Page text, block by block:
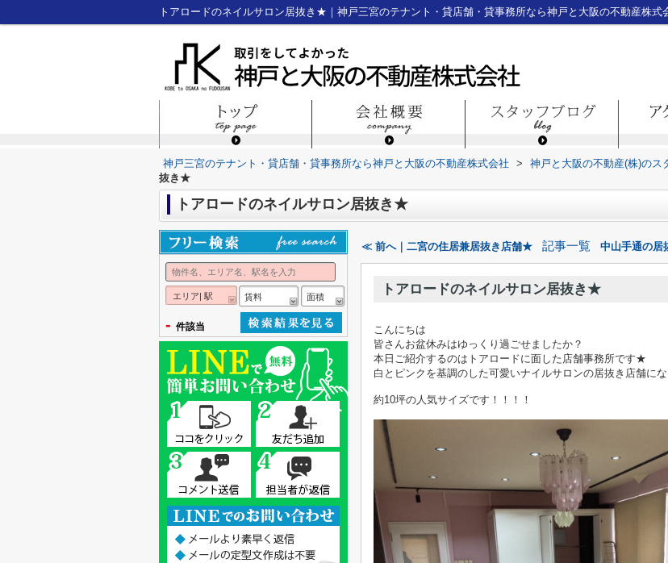
トアロードのネイルサロン居抜き★｜神戸三宮のテナント・貸店舗・貸事務所なら神戸と大阪の不動産株式
神戸三宮のテナント・貸店舗・貸事務所なら神戸と大阪の不動産株式会社 > 神戸と大阪の不動産(株)のス
抜き★
トアロードのネイルサロン居抜き★
≪ 前へ｜二宮の住居兼居抜き店舗★ 記事一覧 中山手通の
トアロードのネイルサロン居抜き★
こんにちは
皆さんお盆休みはゆっくり過ごせましたか？
本日ご紹介するのはトアロードに面した店舗事務所です★
白とピンクを基調のした可愛いナイルサロンの居抜き店舗に
約10坪の人気サイズです！！！！
エリア| 駅 賃料 面積
- 件該当